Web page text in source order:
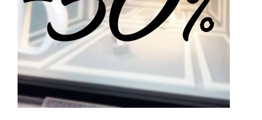
VARIANTES.
LAS
SE
EN
LA
PÁGINA
DE